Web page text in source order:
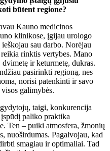
būtent regione?
Kauno medicinos
klinikose, įgijau urologo
sau darbo. Norėjau
rinktis vertybes. Mano
ir keturmetę, dukras.
pasirinkti regioną, nes
norisi patenkinti ir savo
galimybės.
taigi, konkurencija
paliko praktika
Ten – puiki atmosfera, žmonių
nuoširdumas. Pagalvojau, kad
smagiau ir optimaliai. Tad